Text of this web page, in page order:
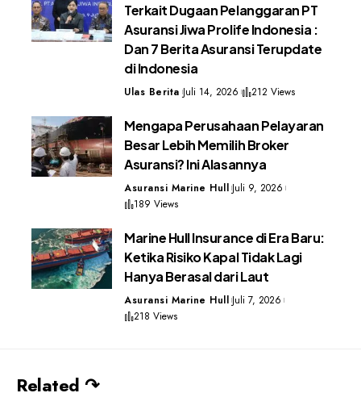
Terkait Dugaan Pelanggaran PT
Asuransi Jiwa Prolife Indonesia :
Dan 7 Berita Asuransi Terupdate
di Indonesia
Ulas Berita Juli 14, 2026 212 Views
Mengapa Perusahaan Pelayaran
Besar Lebih Memilih Broker
Asuransi? Ini Alasannya
Asuransi Marine Hull Juli 9, 2026
189 Views
Marine Hull Insurance di Era Baru:
Ketika Risiko Kapal Tidak Lagi
Hanya Berasal dari Laut
Asuransi Marine Hull Juli 7, 2026
218 Views
Related ↷